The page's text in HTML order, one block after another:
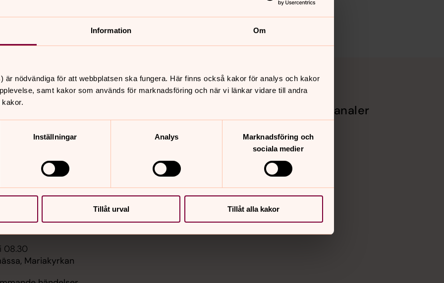
Information Om
är nödvändiga för att webbplatsen ska fungera. Här finns också kakor för analys och kakor
samt kakor som används för marknadsföring och när vi länkar vidare till andra
Inställningar Analys
Marknadsföring och
sociala medier
Tillåt urval Tillåt alla kakor
Mariakyrkan
Östra Karups kyrka
08.30
Mariakyrkan
Gudstjänster
Nyfiken på konfirmation?
Bröllop/Vigsel
Begravning
Församlingens kyrkogårdar
Sidkarta
Sociala kanaler
Instagram
Vimeo